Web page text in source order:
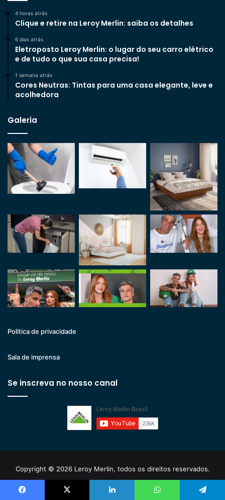
4 horas atrás
Clique e retire na Leroy Merlin: saiba os detalhes
6 dias atrás
Eletroposto Leroy Merlin: o lugar do seu carro elétrico
e de tudo o que sua casa precisa!
1 semana atrás
Cores Neutras: Tintas para uma casa elegante, leve e
acolhedora
Galeria
Politica de privacidade
Sala de imprensa
Se inscreva no nosso canal
Copyright © 2026 Leroy Merlin, todos os direitos reservados.
Leroy Merlin Cia Brasileira de Bricolagem. Inscrição estadual nº